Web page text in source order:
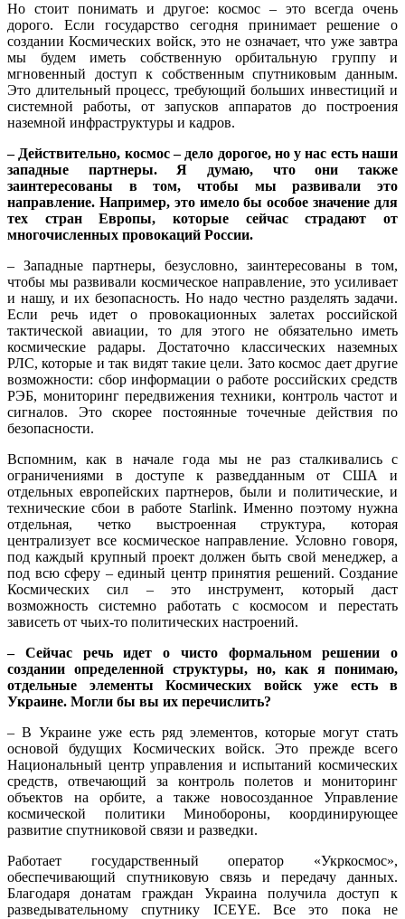
Но стоит понимать и другое: космос – это всегда очень
дорого. Если государство сегодня принимает решение о
создании Космических войск, это не означает, что уже завтра
мы будем иметь собственную орбитальную группу и
мгновенный доступ к собственным спутниковым данным.
Это длительный процесс, требующий больших инвестиций и
системной работы, от запусков аппаратов до построения
наземной инфраструктуры и кадров.
– Действительно, космос – дело дорогое, но у нас есть наши
западные партнеры. Я думаю, что они также
заинтересованы в том, чтобы мы развивали это
направление. Например, это имело бы особое значение для
тех стран Европы, которые сейчас страдают от
многочисленных провокаций России.
– Западные партнеры, безусловно, заинтересованы в том,
чтобы мы развивали космическое направление, это усиливает
и нашу, и их безопасность. Но надо честно разделять задачи.
Если речь идет о провокационных залетах российской
тактической авиации, то для этого не обязательно иметь
космические радары. Достаточно классических наземных
РЛС, которые и так видят такие цели. Зато космос дает другие
возможности: сбор информации о работе российских средств
РЭБ, мониторинг передвижения техники, контроль частот и
сигналов. Это скорее постоянные точечные действия по
безопасности.
Вспомним, как в начале года мы не раз сталкивались с
ограничениями в доступе к разведданным от США и
отдельных европейских партнеров, были и политические, и
технические сбои в работе Starlink. Именно поэтому нужна
отдельная, четко выстроенная структура, которая
централизует все космическое направление. Условно говоря,
под каждый крупный проект должен быть свой менеджер, а
под всю сферу – единый центр принятия решений. Создание
Космических сил – это инструмент, который даст
возможность системно работать с космосом и перестать
зависеть от чьих-то политических настроений.
– Сейчас речь идет о чисто формальном решении о
создании определенной структуры, но, как я понимаю,
отдельные элементы Космических войск уже есть в
Украине. Могли бы вы их перечислить?
– В Украине уже есть ряд элементов, которые могут стать
основой будущих Космических войск. Это прежде всего
Национальный центр управления и испытаний космических
средств, отвечающий за контроль полетов и мониторинг
объектов на орбите, а также новосозданное Управление
космической политики Минобороны, координирующее
развитие спутниковой связи и разведки.
Работает государственный оператор «Укркосмос»,
обеспечивающий спутниковую связь и передачу данных.
Благодаря донатам граждан Украина получила доступ к
разведывательному спутнику ICEYE. Все это пока не